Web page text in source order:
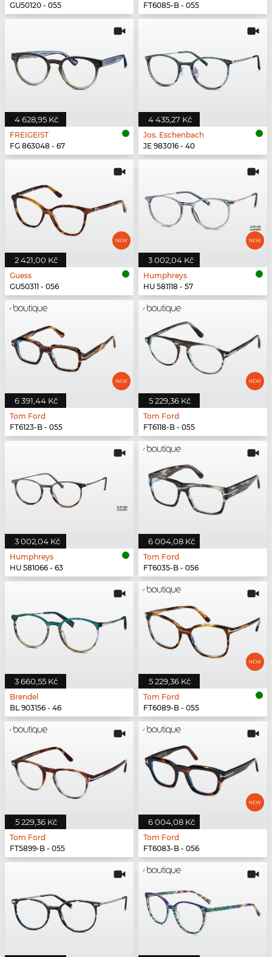
GU50120 - 055
FT6085-B - 055
4 628,95 Kč
FREIGEIST
FG 863048 - 67
4 435,27 Kč
Jos. Eschenbach
JE 983016 - 40
2 421,00 Kč
Guess
GU50311 - 056
3 002,04 Kč
Humphreys
HU 581118 - 57
6 391,44 Kč
Tom Ford
FT6123-B - 055
5 229,36 Kč
Tom Ford
FT6118-B - 055
3 002,04 Kč
Humphreys
HU 581066 - 63
6 004,08 Kč
Tom Ford
FT6035-B - 056
3 660,55 Kč
Brendel
BL 903156 - 46
5 229,36 Kč
Tom Ford
FT6089-B - 055
5 229,36 Kč
Tom Ford
FT5899-B - 055
6 004,08 Kč
Tom Ford
FT6083-B - 056